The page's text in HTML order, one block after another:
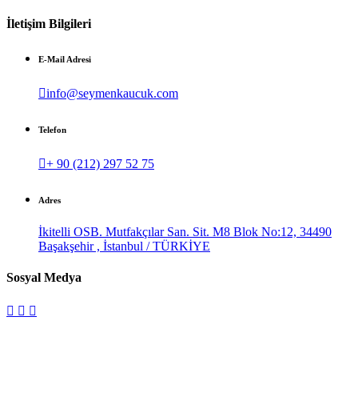
İletişim Bilgileri
E-Mail Adresi
info@seymenkaucuk.com
Telefon
+ 90 (212) 297 52 75
Adres
İkitelli OSB. Mutfakçılar San. Sit. M8 Blok No:12, 34490
Başakşehir , İstanbul / TÜRKİYE
Sosyal Medya